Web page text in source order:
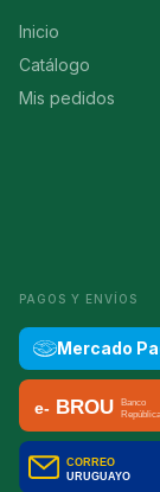
Inicio
Catálogo
Mis pedidos
PAGOS Y ENVÍOS
Mercado